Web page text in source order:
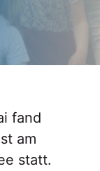
fand
am
statt.